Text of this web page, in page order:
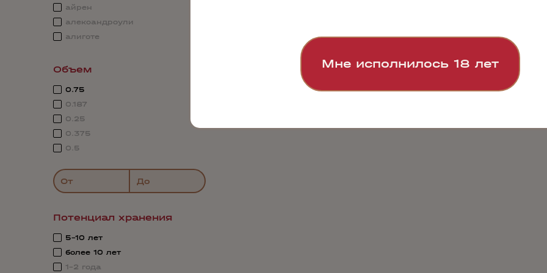
айрен
александроули
алиготе
Объем
0.75
0.187
0.25
0.375
0.5
От До
Потенциал хранения
5-10 лет
более 10 лет
1-2 года
Мне исполнилось 18 лет